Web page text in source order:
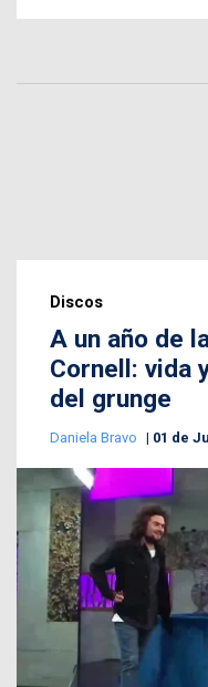
Discos
A un año de
Cornell: vida
del grunge
Daniela Bravo 01 de